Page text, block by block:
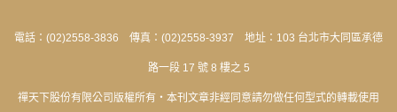
電話：(02)2558-3836 傳真：(02)2558-3937 地址：103 台北市大同區承德
路一段 17 號 8 樓之 5
禪天下股份有限公司版權所有‧本刊文章非經同意請勿做任何型式的轉載使用